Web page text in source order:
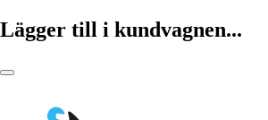
Lägger till i kundvagnen...